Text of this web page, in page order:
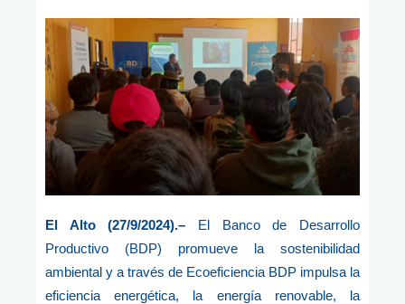
El Alto (27/9/2024).– El Banco de Desarrollo
Productivo (BDP) promueve la sostenibilidad
ambiental y a través de Ecoeficiencia BDP impulsa la
eficiencia energética, la energía renovable, la